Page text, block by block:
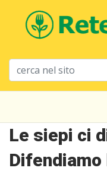
Le siepi ci